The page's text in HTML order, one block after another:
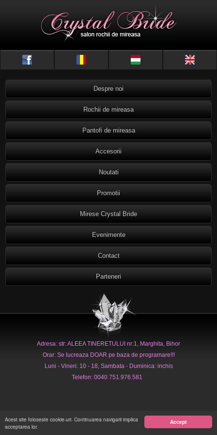
Accept
Acest site foloseste cookie-uri. Continuarea navigarii implica
acceptarea lor.
Despre noi
Rochii de mireasa
Pantofi de mireasa
Accesorii
Noutati
Promotii
Mirese Crystal Bride
Evenimente
Contact
Parteneri
Adresa: str: ALEEA TINERETULUI nr:1, Marghita, Bihor
Orar: Se lucreaza DOAR pe baza de programare!!!
Luni - Vineri: 10 - 18, Sambata - Duminica: inchis
Telefon: 0040 751.976.581